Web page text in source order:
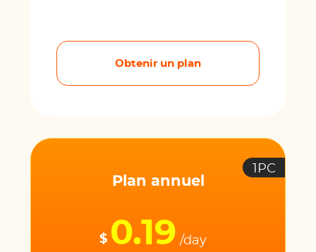
Obtenir un plan
Plan annuel
1PC
$ 0.19 /day